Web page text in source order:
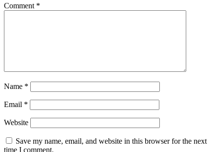
Comment *
Name *
Email *
Website
Save my name, email, and website in this browser for the next
time I comment.